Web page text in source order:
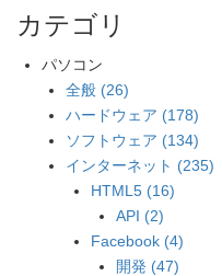
カテゴリ
パソコン
全般 (26)
ハードウェア (178)
ソフトウェア (134)
インターネット (235)
HTML5 (16)
API (2)
Facebook (4)
開発 (47)